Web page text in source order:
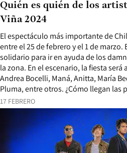
17 FEBRERO
El espectáculo más importante de
entre el 25 de febrero y el 1 de
solidario para ir en ayuda de los
la zona. En el escenario, la fiesta
Andrea Bocelli, Maná, Anitta, María
Pluma, entre otros. ¿Cómo llegan las
Quién es quién de los
Viña 2024